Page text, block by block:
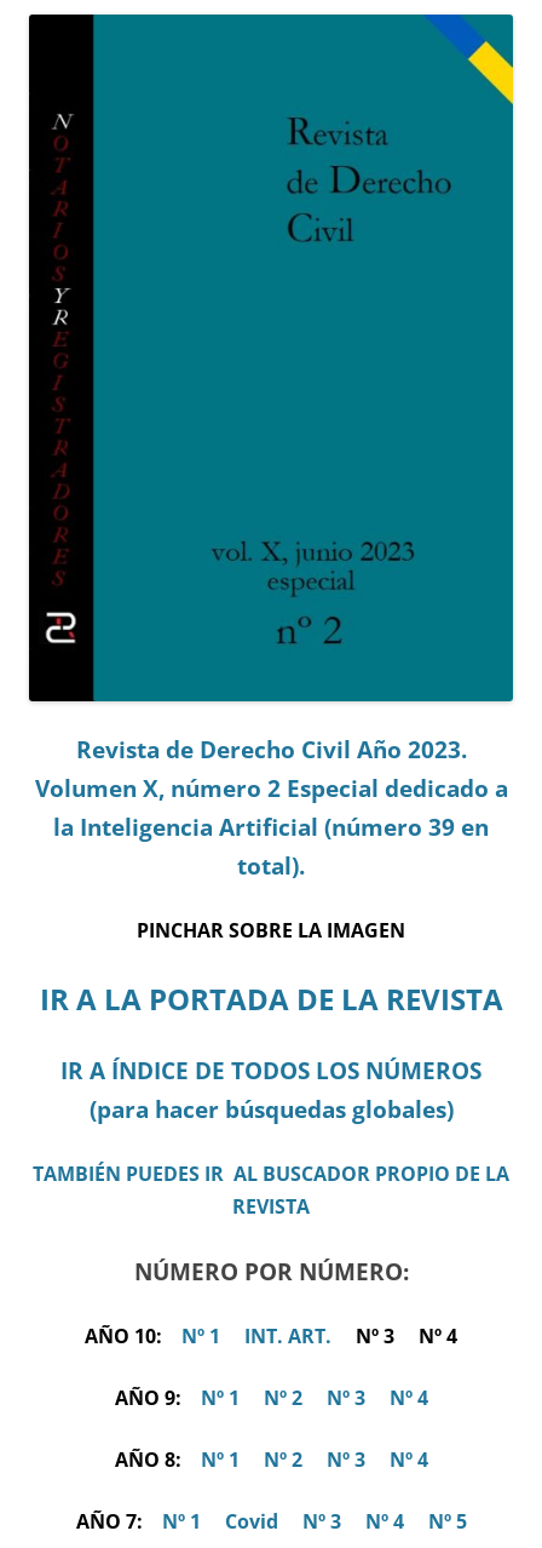
Revista de Derecho Civil Año 2023.
Volumen X, número 2 Especial dedicado a
la Inteligencia Artificial (número 39 en
total).
PINCHAR SOBRE LA IMAGEN
IR A LA PORTADA DE LA REVISTA
IR A ÍNDICE DE TODOS LOS NÚMEROS
(para hacer búsquedas globales)
TAMBIÉN PUEDES IR AL BUSCADOR PROPIO DE LA
REVISTA
NÚMERO POR NÚMERO:
AÑO 10: Nº 1 INT. ART. Nº 3 Nº 4
AÑO 9: Nº 1 Nº 2 Nº 3 Nº 4
AÑO 8: Nº 1 Nº 2 Nº 3 Nº 4
AÑO 7: Nº 1 Covid Nº 3 Nº 4 Nº 5